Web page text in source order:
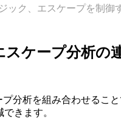
ク、エスケープを制御
スケープ分析の
プ分析を組み合わせるこ
きます。